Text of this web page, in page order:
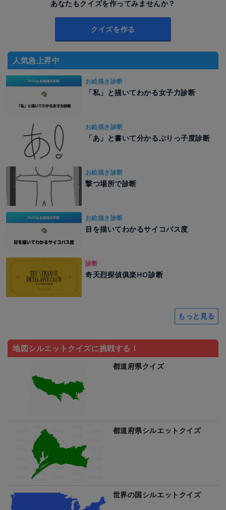
あなたもクイズを作ってみませんか？
クイズを作る
人気急上昇中
お絵描き診断
「私」と描いてわかる女子力診断
お絵描き診断
「あ」と書いて分かるぶりっ子度診断
お絵描き診断
撃つ場所で診断
お絵描き診断
目を描いてわかるサイコパス度
診断
奇天烈探偵俱楽HO診断
もっと見る
地図シルエットクイズに挑戦する！
都道府県クイズ
都道府県シルエットクイズ
世界の国シルエットクイズ